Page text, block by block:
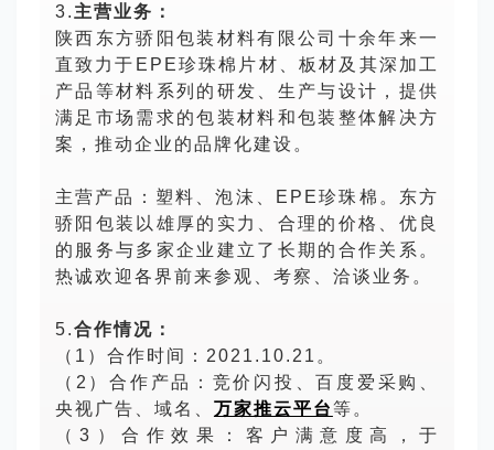
3. 主营业务：
陕西东方骄阳包装材料有限公司十余年来一
直致力于EPE珍珠棉片材、板材及其深加工
产品等材料系列的研发、生产与设计，提供
满足市场需求的包装材料和包装整体解决方
案，推动企业的品牌化建设。
主营产品：塑料、泡沫、EPE珍珠 棉 。东方
骄阳包装以雄厚的实力、合理的价格、优良
的服务与多家企业建立了长期的合作关系。
热诚欢迎各界前来参观、考察、洽谈业务。
5.合作情况：
（1）合作时间：2021.10.21。
（2）合作产品：竞价闪投、百度爱采购、
央视广告、域名、 万家推云平台等。
（3）合作效果：客户满意度高，于